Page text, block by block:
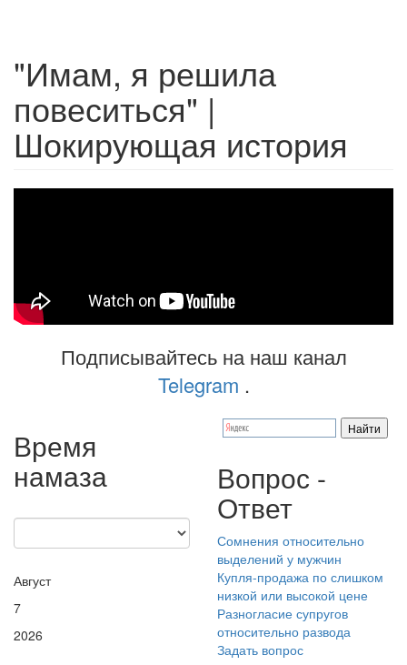
"Имам, я решила
повеситься" |
Шокирующая история
Подписывайтесь на наш канал
Telegram .
Время
намаза
Август
7
2026
Вопрос -
Ответ
Сомнения относительно
выделений у мужчин
Купля-продажа по слишком
низкой или высокой цене
Разногласие супругов
относительно развода
Задать вопрос